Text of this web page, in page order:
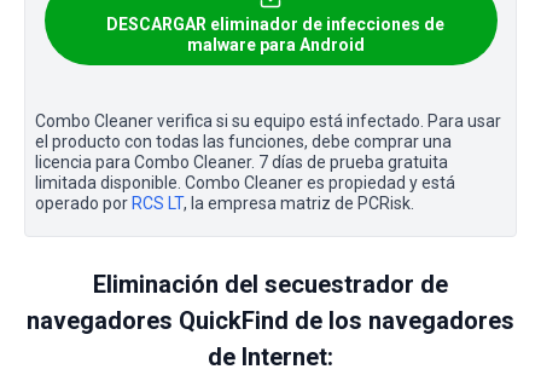
DESCARGAR eliminador de infecciones de
malware para Android
Combo Cleaner verifica si su equipo está infectado. Para usar
el producto con todas las funciones, debe comprar una
licencia para Combo Cleaner. 7 días de prueba gratuita
limitada disponible. Combo Cleaner es propiedad y está
operado por RCS LT, la empresa matriz de PCRisk.
Eliminación del secuestrador de
navegadores QuickFind de los navegadores
de Internet: